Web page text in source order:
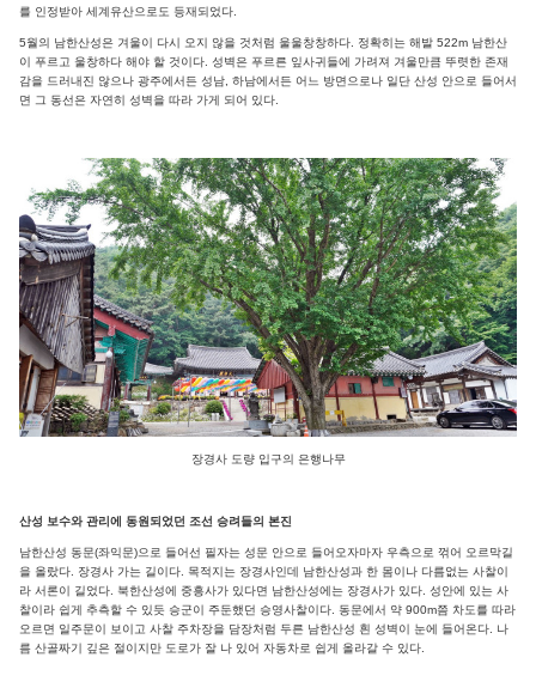
를 인정받아 세계유산으로도 등재되었다.
5월의 남한산성은 겨울이 다시 오지 않을 것처럼 울울창창하다. 정확히는 해발 522m 남한산
이 푸르고 울창하다 해야 할 것이다. 성벽은 푸르른 잎사귀들에 가려져 겨울만큼 뚜렷한 존재
감을 드러내진 않으나 광주에서든 성남, 하남에서든 어느 방면으로나 일단 산성 안으로 들어서
면 그 동선은 자연히 성벽을 따라 가게 되어 있다.
장경사 도량 입구의 은행나무
산성 보수와 관리에 동원되었던 조선 승려들의 본진
남한산성 동문(좌익문)으로 들어선 필자는 성문 안으로 들어오자마자 우측으로 꺾어 오르막길
을 올랐다. 장경사 가는 길이다. 목적지는 장경사인데 남한산성과 한 몸이나 다름없는 사찰이
라 서론이 길었다. 북한산성에 중흥사가 있다면 남한산성에는 장경사가 있다. 성안에 있는 사
찰이라 쉽게 추측할 수 있듯 승군이 주둔했던 승영사찰이다. 동문에서 약 900m쯤 차도를 따라
오르면 일주문이 보이고 사찰 주차장을 담장처럼 두른 남한산성 흰 성벽이 눈에 들어온다. 나
름 산골짜기 깊은 절이지만 도로가 잘 나 있어 자동차로 쉽게 올라갈 수 있다.